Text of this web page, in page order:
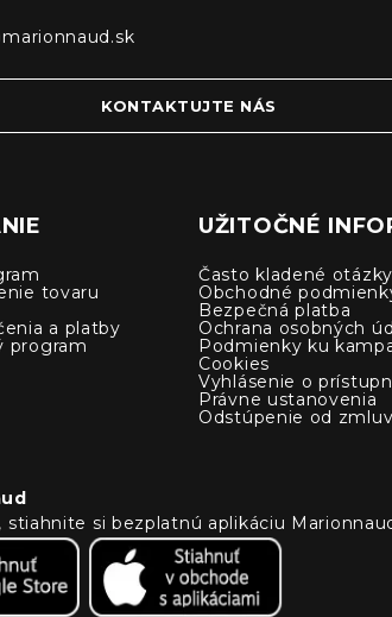
KONTAKTUJTE NÁS
tovaru
a platby
program
UŽITOČNÉ
Často kladené otázky
Obchodné
Bezpečná platba
Ochrana osobných
Podmienky ku
Cookies
Vyhlásenie o
Právne ustanovenia
Odstúpenie od
stiahnite si bezplatnú aplikáciu